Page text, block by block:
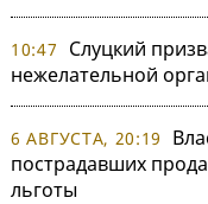
10:47
Слуцкий
нежелательной
6 АВГУСТА, 20:19
пострадавших
льготы